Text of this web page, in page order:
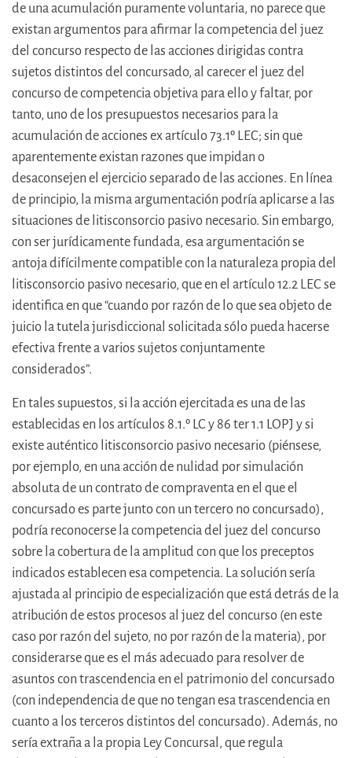
de una acumulación puramente voluntaria, no parece que
existan argumentos para afirmar la competencia del juez
del concurso respecto de las acciones dirigidas contra
sujetos distintos del concursado, al carecer el juez del
concurso de competencia objetiva para ello y faltar, por
tanto, uno de los presupuestos necesarios para la
acumulación de acciones ex artículo 73.1º LEC; sin que
aparentemente existan razones que impidan o
desaconsejen el ejercicio separado de las acciones. En línea
de principio, la misma argumentación podría aplicarse a las
situaciones de litisconsorcio pasivo necesario. Sin embargo,
con ser jurídicamente fundada, esa argumentación se
antoja difícilmente compatible con la naturaleza propia del
litisconsorcio pasivo necesario, que en el artículo 12.2 LEC se
identifica en que “cuando por razón de lo que sea objeto de
juicio la tutela jurisdiccional solicitada sólo pueda hacerse
efectiva frente a varios sujetos conjuntamente
considerados”.
En tales supuestos, si la acción ejercitada es una de las
establecidas en los artículos 8.1.º LC y 86 ter 1.1 LOPJ y si
existe auténtico litisconsorcio pasivo necesario (piénsese,
por ejemplo, en una acción de nulidad por simulación
absoluta de un contrato de compraventa en el que el
concursado es parte junto con un tercero no concursado),
podría reconocerse la competencia del juez del concurso
sobre la cobertura de la amplitud con que los preceptos
indicados establecen esa competencia. La solución sería
ajustada al principio de especialización que está detrás de la
atribución de estos procesos al juez del concurso (en este
caso por razón del sujeto, no por razón de la materia), por
considerarse que es el más adecuado para resolver de
asuntos con trascendencia en el patrimonio del concursado
(con independencia de que no tengan esa trascendencia en
cuanto a los terceros distintos del concursado). Además, no
sería extraña a la propia Ley Concursal, que regula